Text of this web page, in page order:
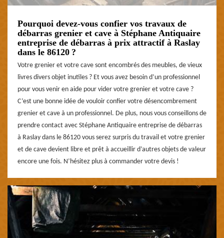
Pourquoi devez-vous confier vos travaux de
débarras grenier et cave à Stéphane Antiquaire
entreprise de débarras à prix attractif à Raslay
dans le 86120 ?
Votre grenier et votre cave sont encombrés des meubles, de vieux
livres divers objet inutiles ? Et vous avez besoin d’un professionnel
pour vous venir en aide pour vider votre grenier et votre cave ?
C’est une bonne idée de vouloir confier votre désencombrement
grenier et cave à un professionnel. De plus, nous vous conseillons de
prendre contact avec Stéphane Antiquaire entreprise de débarras
à Raslay dans le 86120 vous serez surpris du travail et votre grenier
et de cave devient libre et prêt à accueillir d’autres objets de valeur
encore une fois. N’hésitez plus à commander votre devis !